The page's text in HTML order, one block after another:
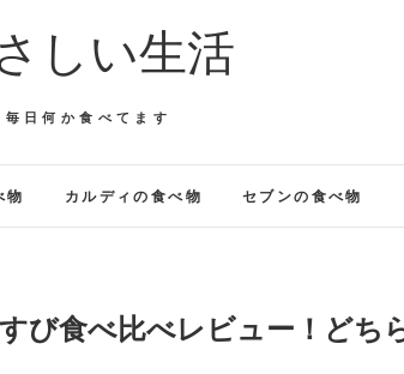
しい生活
毎日何か食べてます
物 カルディの食べ物 セブンの食べ物
び食べ比べレビュー！どち